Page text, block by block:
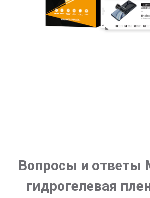
Вопросы и ответы
гидрогелевая